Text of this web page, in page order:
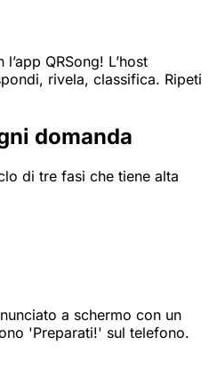
QRSong! L’host
rivela, classifica. Ripeti
domanda
di tre fasi che tiene alta
a schermo con un
'Preparati!' sul telefono.